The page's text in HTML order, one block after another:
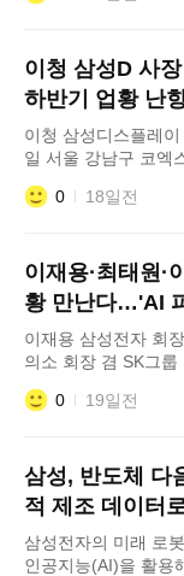
흑자를 달성했다"고
기에 진입하는 하반
이 크게 개선될 것이
강한 자신
이청 삼성D 사
하반기 업황 난
신 있다"
이청 삼성디스플레
일 서울 강남구 코엑
디스플레이산업 전
질문에 답변하고 있다. 이청 삼성디스플레이
이 녹록지 않을 것이
경기 둔화와 중국의
더블폰 등 초격차 패
주도권을 더욱
0 18일전
이재용·최태원·
황 만난다…'AI
어낼까
이재용 삼성전자 회
의소 회장 겸 SK그룹
국 워싱턴DC 윌라드
즈니스 라운드 테이
회장, 이해진 네이버
리에 모여 젠슨 황 엔
(CEO)와 전격 회동
(AI) 생태계를 이끄는
0 19일전
삼성, 반도체
적 제조 데이터
스 넘는다
삼성전자의 미래 로
인공지능(AI)을 활용해